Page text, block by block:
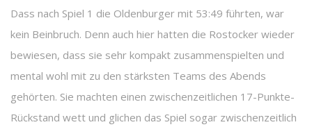
Dass nach Spiel 1 die Oldenburger mit 53:49 führten, war
kein Beinbruch. Denn auch hier hatten die Rostocker wieder
bewiesen, dass sie sehr kompakt zusammenspielten und
mental wohl mit zu den stärksten Teams des Abends
gehörten. Sie machten einen zwischenzeitlichen 17-Punkte-
Rückstand wett und glichen das Spiel sogar zwischenzeitlich